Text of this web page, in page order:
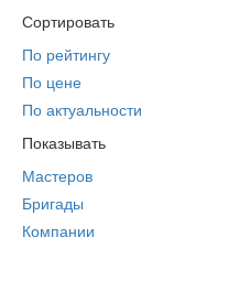
Сортировать
По рейтингу
По цене
По актуальности
Показывать
Мастеров
Бригады
Компании